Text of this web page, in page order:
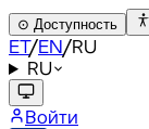
⊙ Доступность
ET/EN/RU
RU
Войти